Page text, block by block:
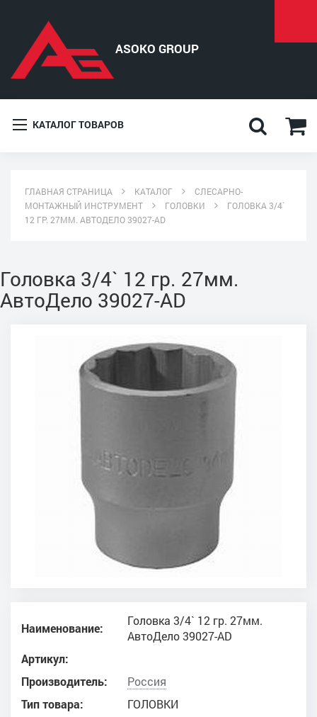
КАТАЛОГ ТОВАРОВ
ГЛАВНАЯ СТРАНИЦА КАТАЛОГ
СЛЕСАРНО-
МОНТАЖНЫЙ ИНСТРУМЕНТ
ГОЛОВКИ
ГОЛОВКА 3/4`
12 ГР. 27ММ. АВТОДЕЛО 39027-AD
Головка 3/4` 12 гр. 27мм.
АвтоДело 39027-AD
Наименование:
Головка 3/4` 12 гр. 27мм.
АвтоДело 39027-AD
Артикул:
Производитель:
Россия
Тип товара:
ГОЛОВКИ